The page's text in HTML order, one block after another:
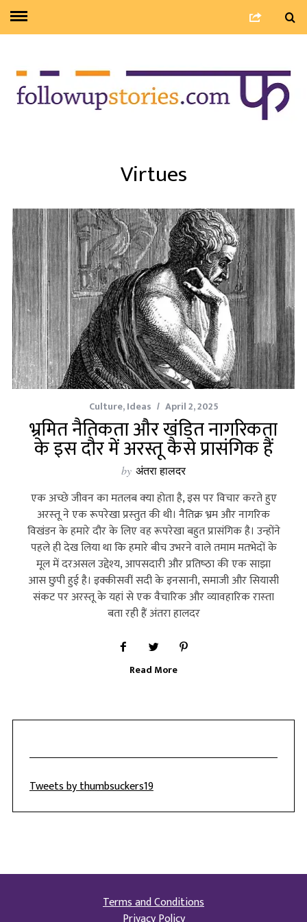
Virtues
Culture,Ideas April 2, 2025
भ्रमित नैतिकता और खंडित नागरिकता
के इस दौर में अरस्तू कैसे प्रासंगिक हैं
by अंतरा हालदर
एक अच्‍छे जीवन का मतलब क्‍या होता है, इस पर विचार करते हुए
अरस्‍तू ने एक रूपरेखा प्रस्‍तुत की थी। नैतिक्र भ्रम और नागरिक
विखंडन के हमारे दौर के लिए वह रूपरेखा बहुत प्रासंगिक है। उन्‍होंने
पहले ही देख लिया था कि हमारे बीच उभरने वाले तमाम मतभेदों के
मूल में दरअसल उद्देश्‍य, आपसदारी और प्रतिष्‍ठा की एक साझा
आस छुपी हुई है। इक्‍कीसवीं सदी के इनसानी, समाजी और सियासी
संकट पर अरस्‍तू के यहां से एक वैचारिक और व्‍यावहारिक रास्‍ता
बता रही हैं अंतरा हालदर
Read More
Tweets by thumbsuckers19
Terms and Conditions